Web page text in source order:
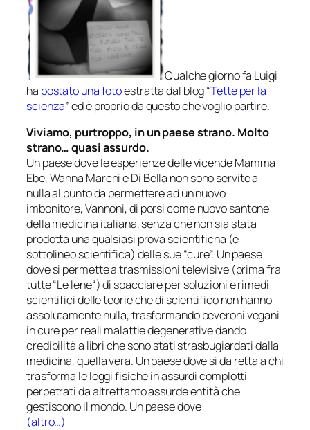
Qualche giorno fa Luigi
ha postato una fotoestratta dal blog “Tette per la
scienza” ed è proprio da questo che voglio partire.
Viviamo, purtroppo, in un paese strano. Molto
strano… quasi assurdo.
Un paese dove le esperienze delle vicendeMamma
Ebe,Wanna MarchieDi Bella non sono servite a
nulla al punto da permettere ad un nuovo
imbonitore,Vannoni, di porsi come nuovo santone
della medicina italiana, senza che non sia stata
prodotta una qualsiasi prova scientificha (e
sottolineo scientifica) delle sue “cure”. Un paese
dove si permette a trasmissioni televisive (prima fra
tutte “Le Iene“) di spacciare per soluzioni e rimedi
scientifici delle teorie che di scientifico non hanno
assolutamente nulla, trasformando beveroni vegani
in cure per reali malattie degenerative dando
credibilità a libri che sono stati strasbugiardati dalla
medicina, quella vera. Un paese dove si da retta a chi
trasforma le leggi fisiche in assurdi complotti
perpetrati da altrettanto assurde entità che
gestiscono il mondo. Un paese dove
(altro…)